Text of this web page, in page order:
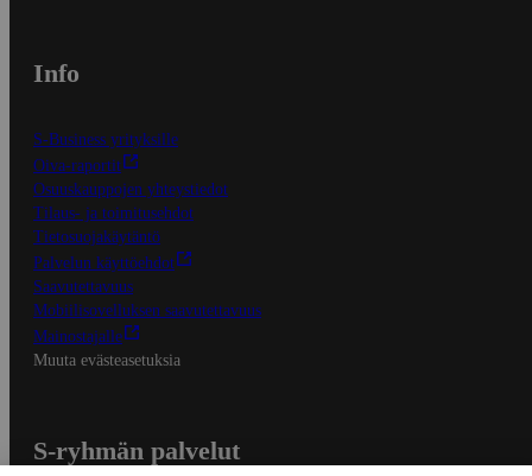
Info
S-Business yrityksille
Oiva-raportit
Osuuskauppojen yhteystiedot
Tilaus- ja toimitusehdot
Tietosuojakäytäntö
Palvelun käyttöehdot
Saavutettavuus
Mobiilisovelluksen saavutettavuus
Mainostajalle
Muuta evästeasetuksia
S-ryhmän palvelut